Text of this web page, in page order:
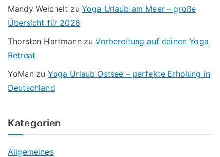
Mandy Weichelt zu Yoga Urlaub am Meer – große
Übersicht für 2026
Thorsten HartmannzuVorbereitung auf deinen Yoga
Retreat
YoManzuYoga Urlaub Ostsee – perfekte Erholung in
Deutschland
Kategorien
Allgemeines